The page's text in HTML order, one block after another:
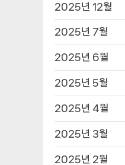
2025년 12월
2025년 7월
2025년 6월
2025년 5월
2025년 4월
2025년 3월
2025년 2월